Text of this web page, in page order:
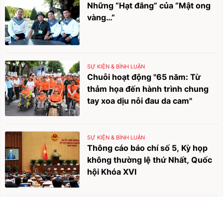
Những “Hạt đắng” của “Mật ong
vàng…”
SỰ KIỆN & BÌNH LUẬN
Chuỗi hoạt động "65 năm: Từ
thảm họa đến hành trình chung
tay xoa dịu nỗi đau da cam"
SỰ KIỆN & BÌNH LUẬN
Thông cáo báo chí số 5, Kỳ họp
không thường lệ thứ Nhất, Quốc
hội Khóa XVI